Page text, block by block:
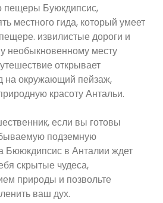
пещеры Буюкдипсис,
местного гида, который умеет
извилистые дороги и
необыкновенному месту
открывает
на окружающий пейзаж,
красоту Антальи.
если вы готовы
подземную
Бююкдипсис в Анталии ждет
скрытые чудеса,
природы и позвольте
ваш дух.